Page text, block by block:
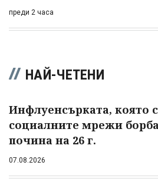
преди 2 часа
НАЙ-ЧЕТЕНИ
Инфлуенсърката, която
социалните мрежи
почина на 26 г.
07.08.2026